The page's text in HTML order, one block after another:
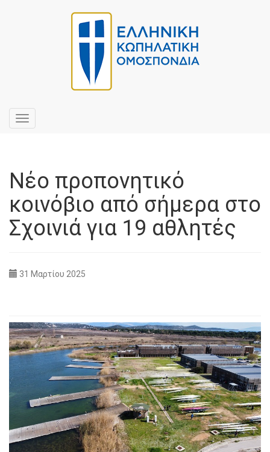
Toggle
navigation
Νέο προπονητικό
κοινόβιο από σήμερα στο
Σχοινιά για 19 αθλητές
31 Μαρτίου 2025